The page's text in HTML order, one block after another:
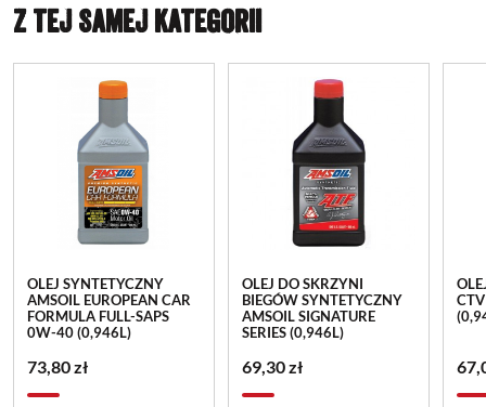
Z TEJ SAMEJ KATEGORII
OLEJ SYNTETYCZNY
AMSOIL EUROPEAN CAR
FORMULA FULL-SAPS
0W-40 (0,946L)
73,80 zł
OLEJ DO SKRZYNI
BIEGÓW SYNTETYCZNY
AMSOIL SIGNATURE
SERIES (0,946L)
69,30 zł